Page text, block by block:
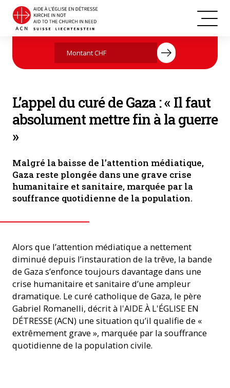
© Latin Parish of Gaza
Agissez maintenant par votre don
L’appel du curé de Gaza : « Il faut
absolument mettre fin à la guerre
»
Malgré la baisse de l’attention médiatique,
Gaza reste plongée dans une grave crise
humanitaire et sanitaire, marquée par la
souffrance quotidienne de la population.
Alors que l’attention médiatique a nettement
diminué depuis l’instauration de la trêve, la bande
de Gaza s’enfonce toujours davantage dans une
crise humanitaire et sanitaire d’une ampleur
dramatique. Le curé catholique de Gaza, le père
Gabriel Romanelli, décrit à l'AIDE À L'ÉGLISE EN
DÉTRESSE (ACN) une situation qu’il qualifie de «
extrêmement grave », marquée par la souffrance
quotidienne de la population civile.